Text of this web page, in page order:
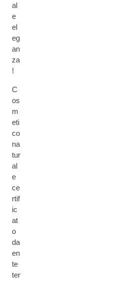
al
e
el
eg
an
za
!
C
os
m
eti
co
na
tur
al
e
ce
rtif
ic
at
o
da
en
te
ter